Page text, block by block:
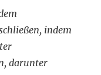
indem
darunter